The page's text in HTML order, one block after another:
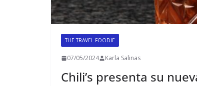
THE TRAVEL FOODIE
07/05/2024 Karla Salinas
Chili’s presenta su